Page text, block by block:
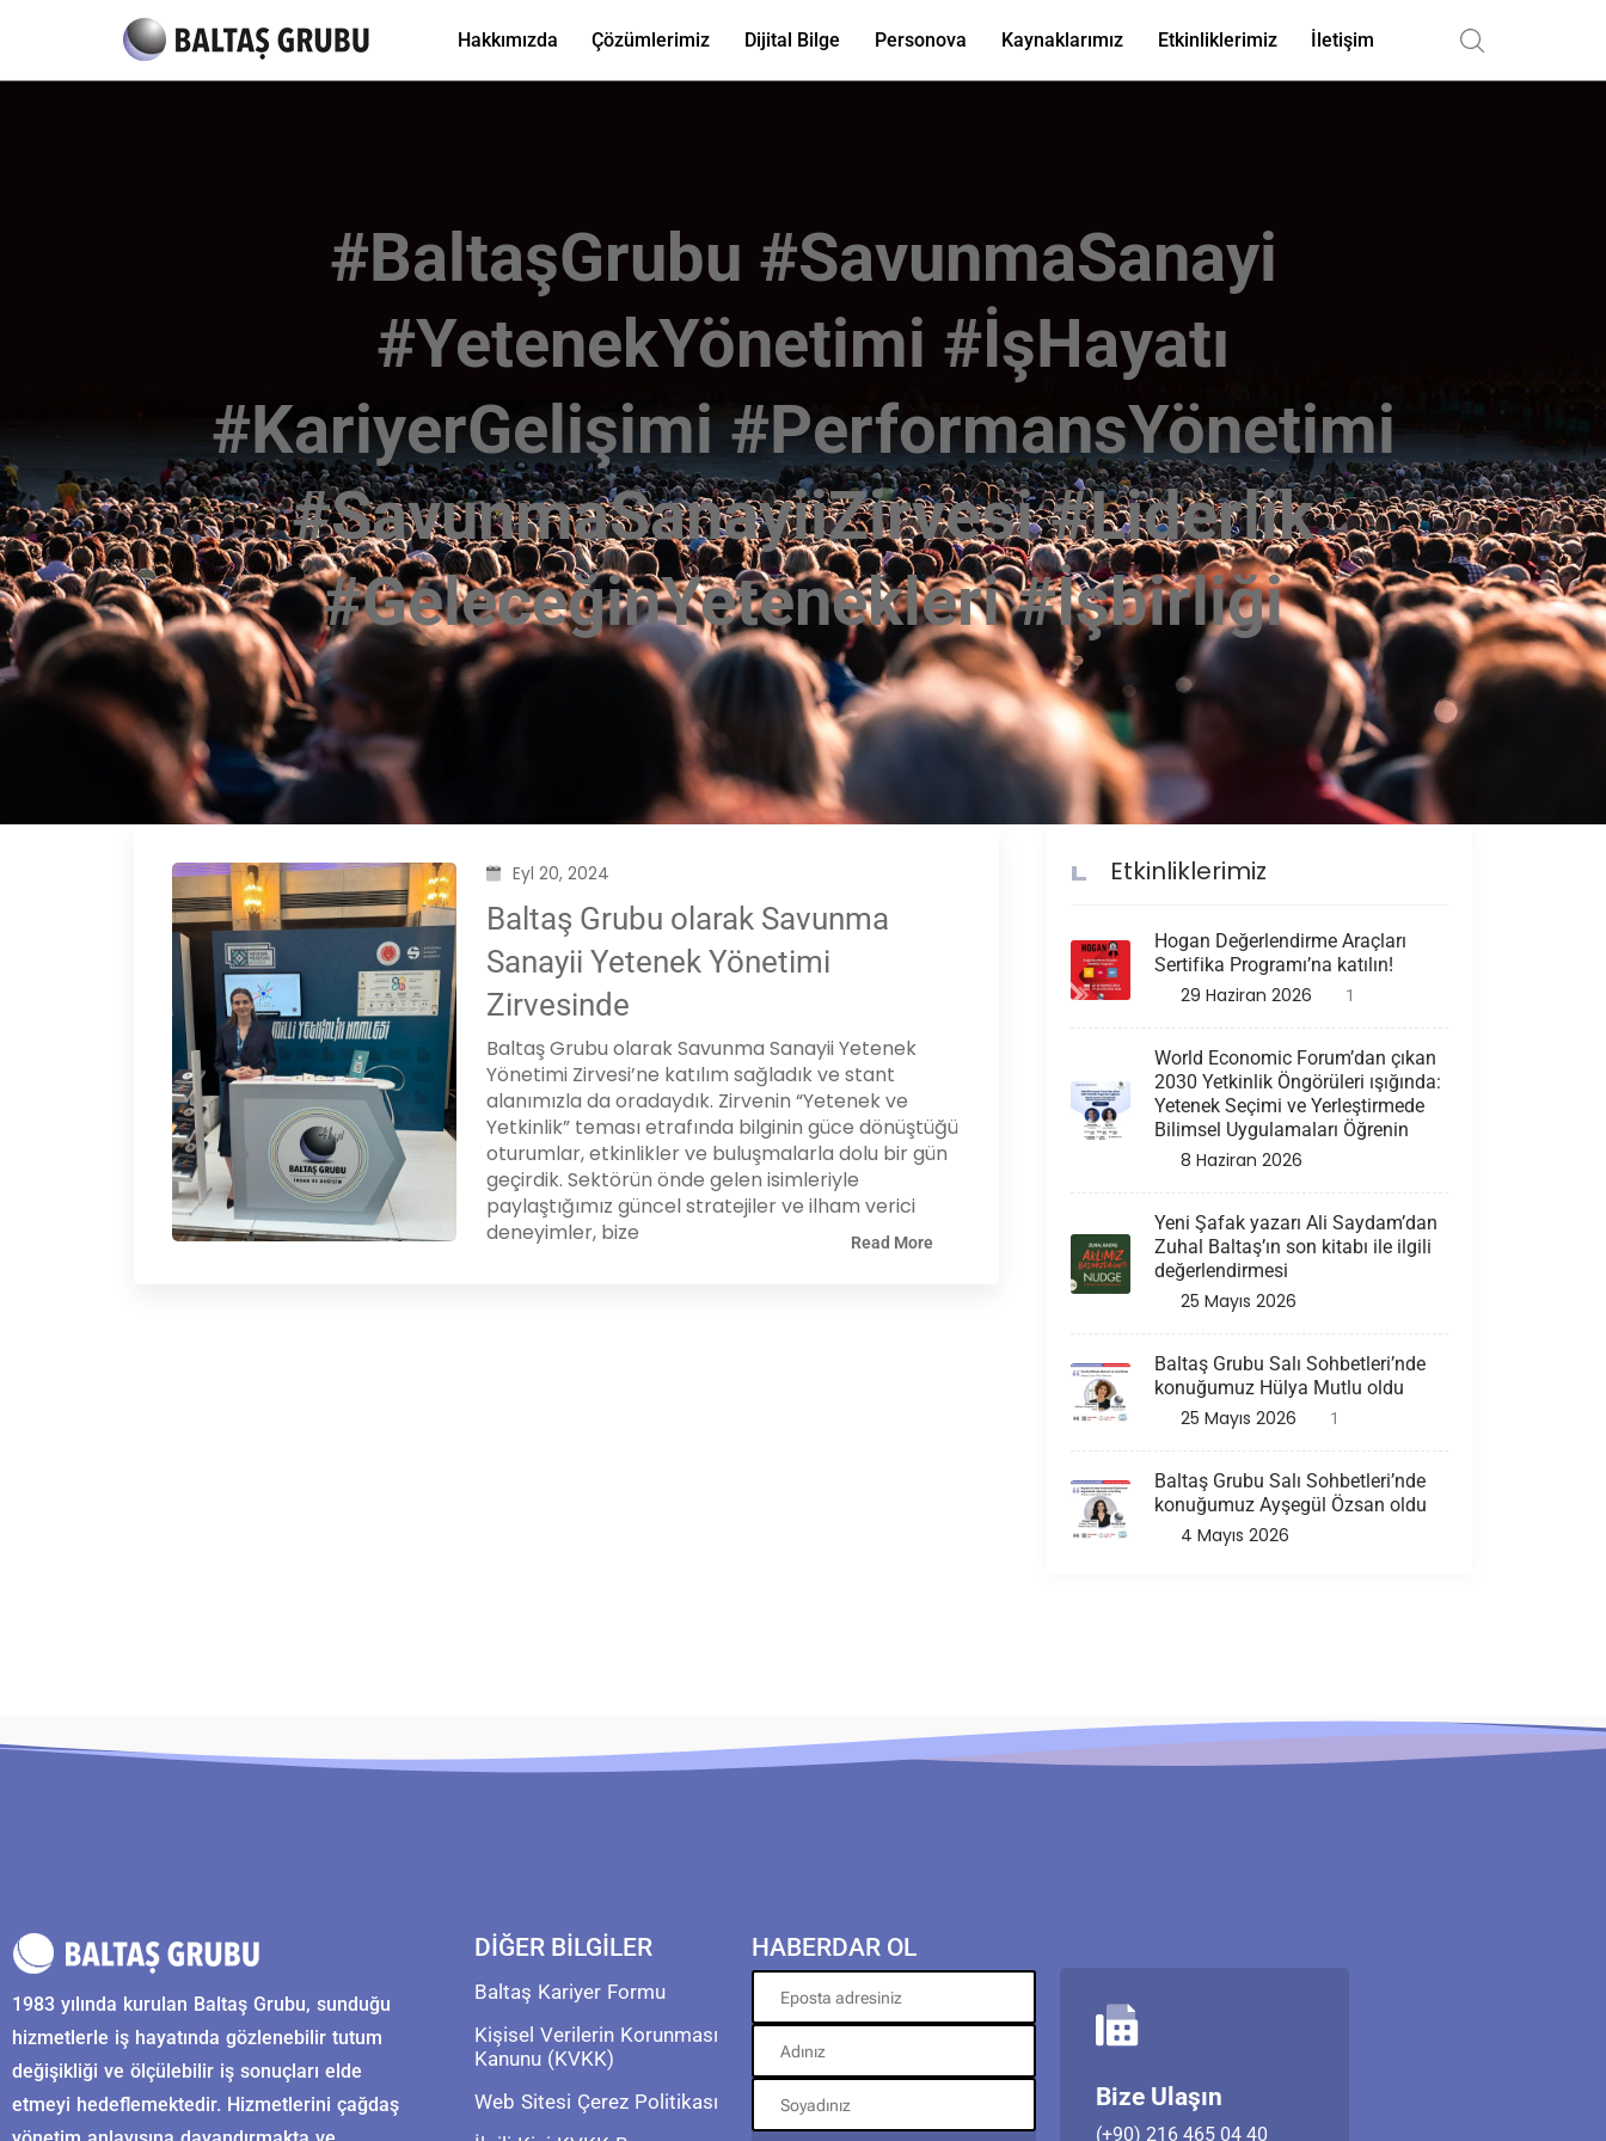
Hakkımızda Çözümlerimiz Dijital Bilge Personova Kaynaklarımız Etkinliklerimiz İletişim
#BaltaşGrubu #SavunmaSanayi
#YetenekYönetimi #İşHayatı
#KariyerGelişimi #PerformansYönetimi
#SavunmaSanayiiZirvesi #Liderlik
#GeleceğinYetenekleri #İşbirliği
Eyl 20, 2024
Baltaş Grubu olarak Savunma
Sanayii Yetenek Yönetimi
Zirvesinde
Baltaş Grubu olarak Savunma Sanayii Yetenek
Yönetimi Zirvesi’ne katılım sağladık ve stant
alanımızla da oradaydık. Zirvenin “Yetenek ve
Yetkinlik” teması etrafında bilginin güce dönüştüğü
oturumlar, etkinlikler ve buluşmalarla dolu bir gün
geçirdik. Sektörün önde gelen isimleriyle
paylaştığımız güncel stratejiler ve ilham verici
deneyimler, bize
Read More
Etkinliklerimiz
Hogan Değerlendirme Araçları
Sertifika Programı’na katılın!
29 Haziran 2026 1
World Economic Forum’dan çıkan
2030 Yetkinlik Öngörüleri ışığında:
Yetenek Seçimi ve Yerleştirmede
Bilimsel Uygulamaları Öğrenin
8 Haziran 2026
Yeni Şafak yazarı Ali Saydam’dan
Zuhal Baltaş’ın son kitabı ile ilgili
değerlendirmesi
25 Mayıs 2026
Baltaş Grubu Salı Sohbetleri’nde
konuğumuz Hülya Mutlu oldu
25 Mayıs 2026 1
Baltaş Grubu Salı Sohbetleri’nde
konuğumuz Ayşegül Özsan oldu
4 Mayıs 2026
1983 yılında kurulan Baltaş Grubu, sunduğu
hizmetlerle iş hayatında gözlenebilir tutum
değişikliği ve ölçülebilir iş sonuçları elde
etmeyi hedeflemektedir. Hizmetlerini çağdaş
DİĞER BİLGİLER
Baltaş Kariyer Formu
Kişisel Verilerin Korunması
Kanunu (KVKK)
Web Sitesi Çerez Politikası
HABERDAR OL
Bize Ulaşın
(+90) 216 465 04 40